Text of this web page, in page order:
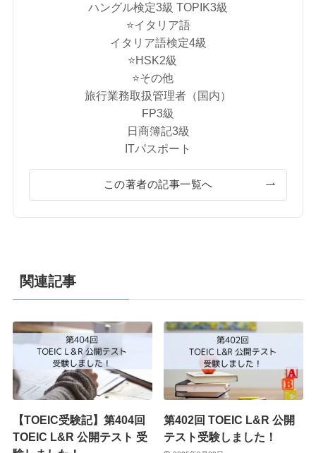
ハングル検定3級 TOPIK3級
⭐️イタリア語
イタリア語検定4級
⭐️HSK2級
⭐️その他
旅行業務取扱管理者（国内）
FP3級
日商簿記3級
ITパスポート
この著者の記事一覧へ
関連記事
【TOEIC受験記】第404回
TOEIC L&R 公開テスト 受
第402回 TOEIC L&R 公開
テスト受験しました！